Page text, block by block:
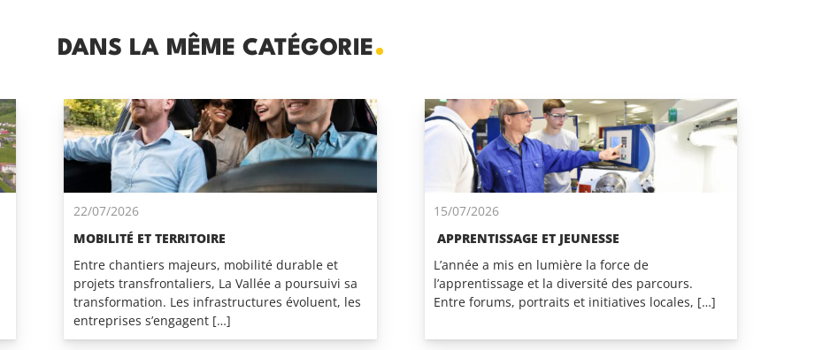
DANS LA MÊME CATÉGORIE
22/07/2026
MOBILITÉ ET TERRITOIRE
Entre chantiers majeurs, mobilité durable et
projets transfrontaliers, La Vallée a poursuivi sa
transformation. Les infrastructures évoluent, les
entreprises s’engagent […]
15/07/2026
APPRENTISSAGE ET JEUNESSE
L’année a mis en lumière la force de
l’apprentissage et la diversité des parcours.
Entre forums, portraits et initiatives locales, […]